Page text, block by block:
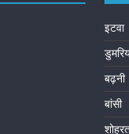
इटवा
बढ़नी
बांसी